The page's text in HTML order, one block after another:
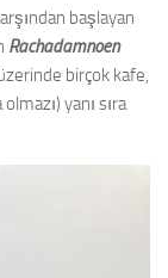
başlayan
Rachadamnoen
birçok kafe,
yanı sıra